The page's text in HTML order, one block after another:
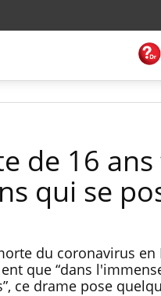
de 16
qui se
du coronavirus
que “dans
ce drame pose